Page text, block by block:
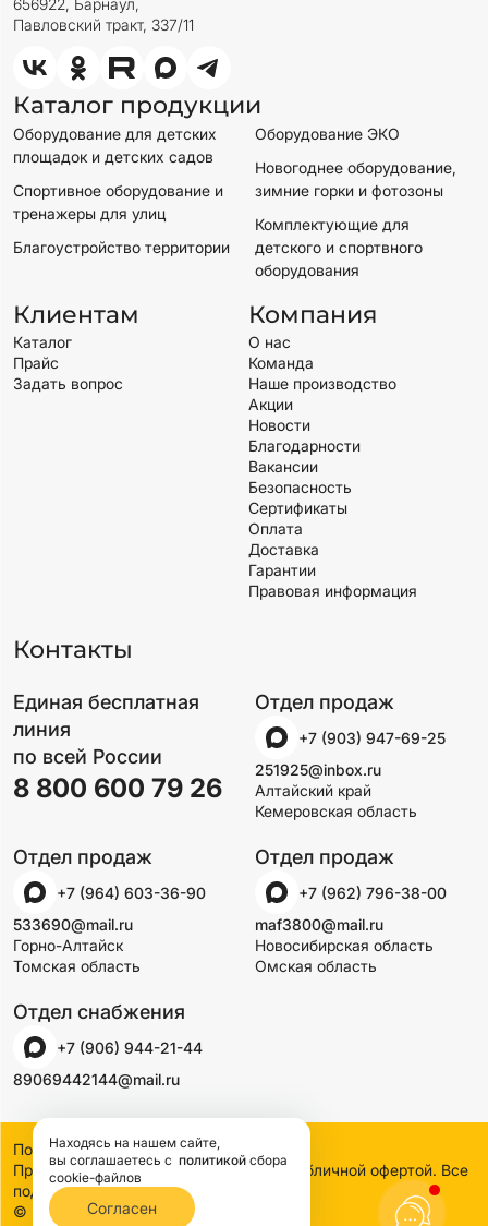
656922, Барнаул,
Павловский тракт, 337/11
Каталог продукции
Оборудование для детских
площадок и детских садов
Спортивное оборудование и
тренажеры для улиц
Благоустройство территории
Оборудование ЭКО
Новогоднее оборудование,
зимние горки и фотозоны
Комплектующие для
детского и спортвного
оборудования
Клиентам
Каталог
Прайс
Задать вопрос
Компания
О нас
Команда
Наше производство
Акции
Новости
Благодарности
Вакансии
Безопасность
Сертификаты
Оплата
Доставка
Гарантии
Правовая информация
Контакты
Единая бесплатная
линия
по всей России
8 800 600 79 26
Отдел продаж
+7 (903) 947-69-25
251925@inbox.ru
Алтайский край
Кемеровская область
Отдел продаж
+7 (964) 603-36-90
533690@mail.ru
Горно-Алтайск
Томская область
Отдел продаж
+7 (962) 796-38-00
maf3800@mail.ru
Новосибирская область
Омская область
Отдел снабжения
+7 (906) 944-21-44
89069442144@mail.ru
Политика конфиденциальности
Предложения на сайте не являются публичной офертой. Все
подробности узнавайте по телефону
© 2000-2026 SSDCO. Сибстройдвор.
Находясь на нашем сайте,
вы соглашаетесь с политикой сбора
cookie-файлов
Согласен